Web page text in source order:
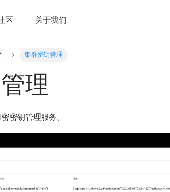
区 关于我们
集群密钥管理
理
密钥管理服务。